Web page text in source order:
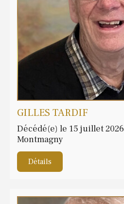
GILLES TARDIF
Décédé(e) le 15 juillet 2026
Montmagny
Détails